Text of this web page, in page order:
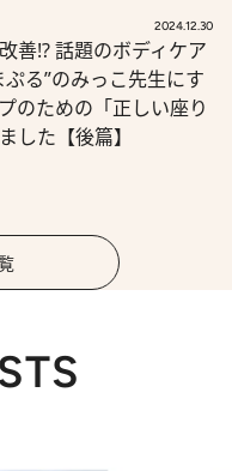
2024.12.30
善!? 話題のボディケア
ぷる”のみっこ先生にす
のための「正しい座り
した【後篇】